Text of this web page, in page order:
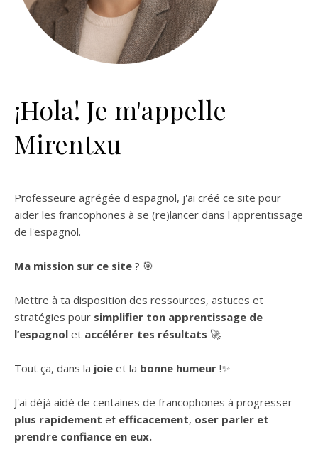
¡Hola! Je m'appelle
Mirentxu
Professeure agrégée d'espagnol, j'ai créé ce site pour
aider les francophones à se (re)lancer dans l'apprentissage
de l'espagnol.
Ma mission sur ce site ? 🎯
Mettre à ta disposition des ressources, astuces et
stratégies pour simplifier ton apprentissage de
l’espagnol et accélérer tes résultats 🚀
Tout ça, dans la joie et la bonne humeur !✨
J'ai déjà aidé de centaines de francophones à progresser
plus rapidement et efficacement, oser parler et
prendre confiance en eux.